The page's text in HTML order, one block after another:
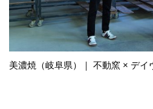
美濃焼（岐阜県）｜ 不動窯 × デイ